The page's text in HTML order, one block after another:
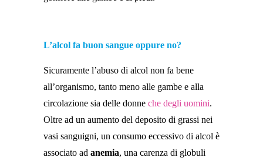
L’alcol fa buon sangue oppure no?
Sicuramente l’abuso di alcol non fa bene
all’organismo, tanto meno alle gambe e alla
circolazione sia delle donne che degli uomini.
Oltre ad un aumento del deposito di grassi nei
vasi sanguigni, un consumo eccessivo di alcol è
associato ad anemia, una carenza di globuli